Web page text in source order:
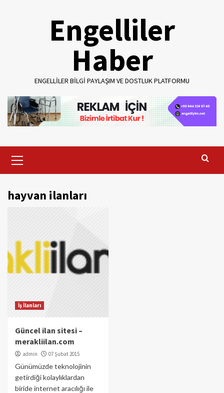
Engelliler
Haber
ENGELLILER BILGI PAYLAŞIM VE DOSTLUK PLATFORMU
Menu
hayvan ilanları
İş İlanları
Güncel ilan sitesi –
merakliilan.com
admin 07 Şubat 2015
Günümüzde teknolojinin
getirdiği kolaylıklardan
biride internet aracılığı ile